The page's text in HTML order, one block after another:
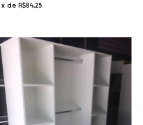
x de R$84,25